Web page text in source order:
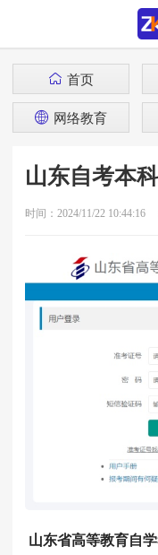
首页
网络教育
山东自考本
时间：2024/11/22 10:44:16
山东省高等教育自